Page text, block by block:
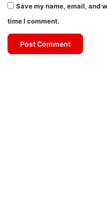
Save my name, email, and
time I comment.